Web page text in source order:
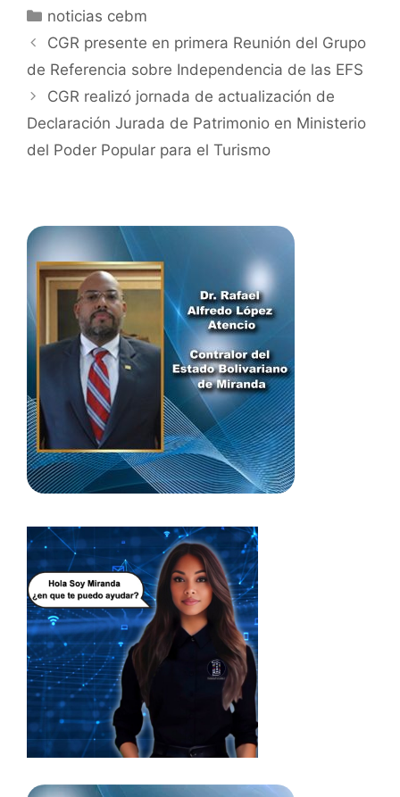
noticias cebm
CGR presente en primera Reunión del Grupo
de Referencia sobre Independencia de las EFS
CGR realizó jornada de actualización de
Declaración Jurada de Patrimonio en Ministerio
del Poder Popular para el Turismo